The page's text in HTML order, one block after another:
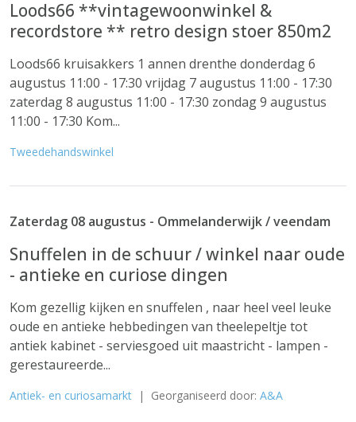
Loods66 **vintagewoonwinkel &
recordstore ** retro design stoer 850m2
Loods66 kruisakkers 1 annen drenthe donderdag 6
augustus 11:00 - 17:30 vrijdag 7 augustus 11:00 - 17:30
zaterdag 8 augustus 11:00 - 17:30 zondag 9 augustus
11:00 - 17:30 Kom...
Tweedehandswinkel
Zaterdag 08 augustus - Ommelanderwijk / veendam
Snuffelen in de schuur / winkel naar oude
- antieke en curiose dingen
Kom gezellig kijken en snuffelen , naar heel veel leuke
oude en antieke hebbedingen van theelepeltje tot
antiek kabinet - serviesgoed uit maastricht - lampen -
gerestaureerde...
Antiek- en curiosamarkt | Georganiseerd door: A&A